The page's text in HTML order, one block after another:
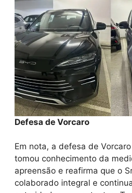
Defesa de Vorcaro
Em nota, a defesa de
tomou conhecimento da
apreensão e reafirma que o
colaborado integral e